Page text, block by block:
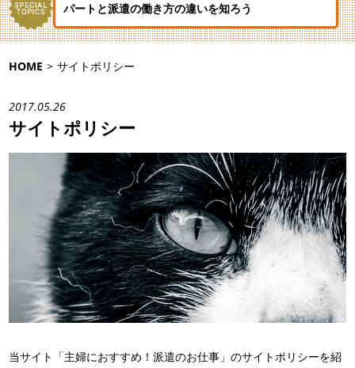
パートと派遣の働き方の違いを知ろう
HOME > サイトポリシー
2017.05.26
サイトポリシー
当サイト「主婦におすすめ！派遣のお仕事」のサイトポリシーを紹